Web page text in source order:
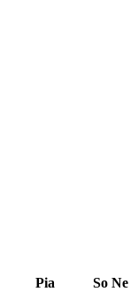
Pia So Ne